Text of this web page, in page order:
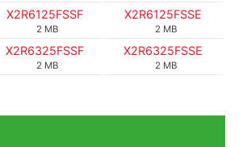
X2R6125FSSF
2 MB
X2R6125FSSE
2 MB
X2R6325FSSF
2 MB
X2R6325FSSE
2 MB